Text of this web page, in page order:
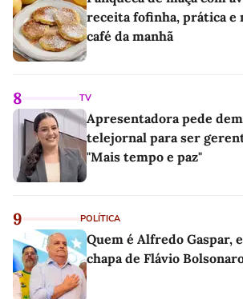
receita fofinha, prática
café da manhã
8 TV
Apresentadora pede
telejornal para ser
"Mais tempo e paz"
9 POLÍTICA
Quem é Alfredo Gaspar,
chapa de Flávio